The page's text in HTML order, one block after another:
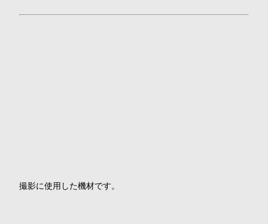
撮影に使用した機材です。